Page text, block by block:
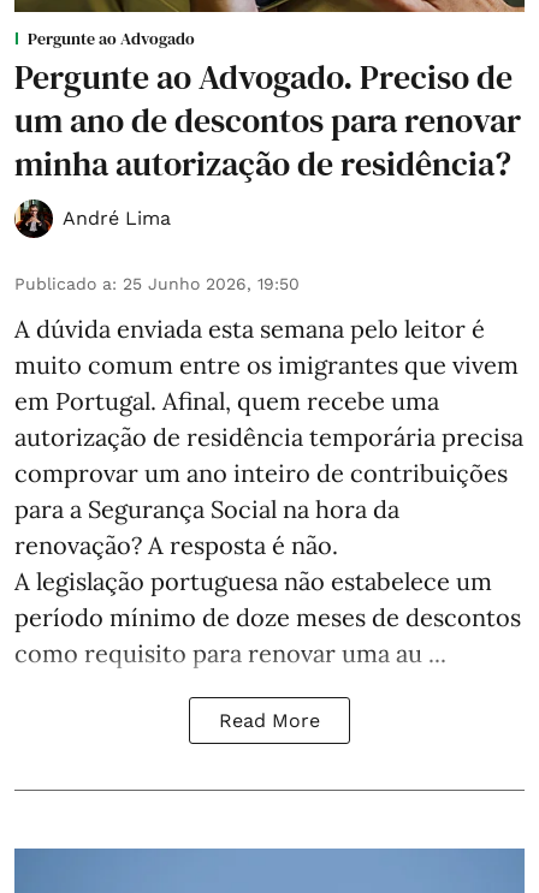
Pergunte ao Advogado
Pergunte ao Advogado. Preciso de
um ano de descontos para renovar
minha autorização de residência?
André Lima
Publicado a: 25 Junho 2026, 19:50
A dúvida enviada esta semana pelo leitor é
muito comum entre os imigrantes que vivem
em Portugal. Afinal, quem recebe uma
autorização de residência temporária precisa
comprovar um ano inteiro de contribuições
para a Segurança Social na hora da
renovação? A resposta é não.
A legislação portuguesa não estabelece um
período mínimo de doze meses de descontos
como requisito para renovar uma au ...
Read More